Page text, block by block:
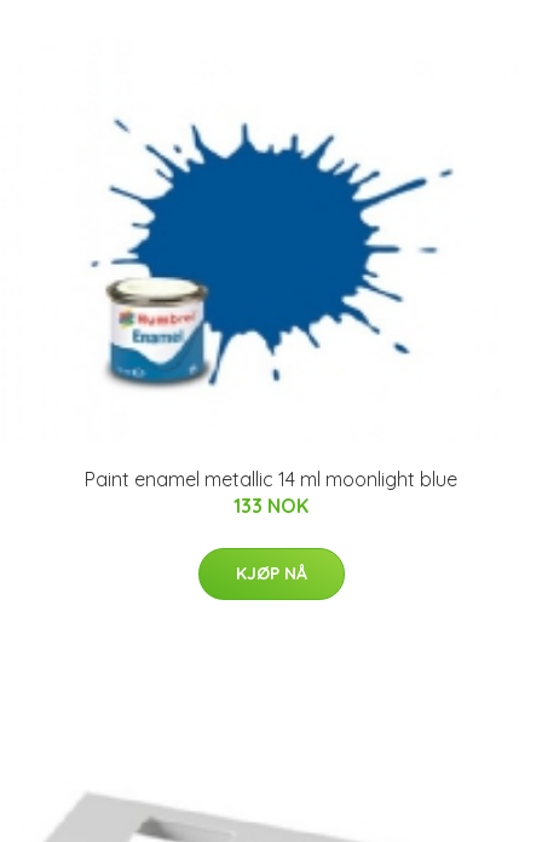
Paint enamel metallic 14 ml moonlight blue
133 NOK
KJØP NÅ